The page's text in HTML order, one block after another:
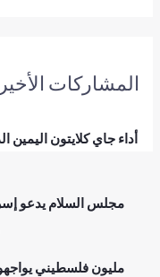
المشاركات
أداء جاي كلايتون اليمين
مجلس السلام يدعو